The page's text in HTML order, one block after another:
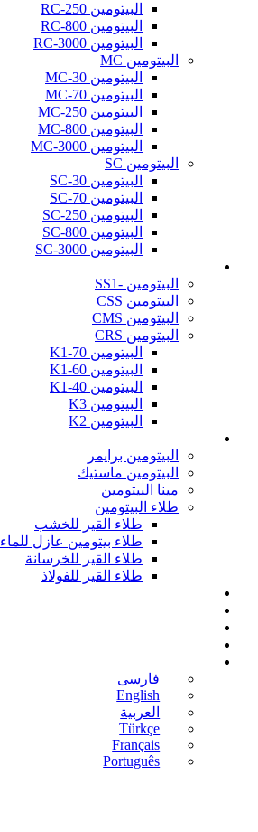
البيتومين RC-250
البيتومين RC-800
البيتومين RC-3000
البيتومين MC
البيتومين MC-30
البيتومين MC-70
البيتومين MC-250
البيتومين MC-800
البيتومين MC-3000
البيتومين SC
البيتومين SC-30
البيتومين SC-70
البيتومين SC-250
البيتومين SC-800
البيتومين SC-3000
البيتومين -SS1
البيتومين CSS
البيتومين CMS
البيتومين CRS
البيتومين K1-70
البيتومين K1-60
البيتومين K1-40
البيتومين K3
البيتومين K2
البيتومين برايمر
البيتومين ماستيك
مینا البيتومين
طلاء البيتومين
طلاء القير للخشب
طلاء بيتومين عازل للماء
طلاء القير للخرسانة
طلاء القير للفولاذ
فارسی
English
العربية
Türkçe
Français
Português